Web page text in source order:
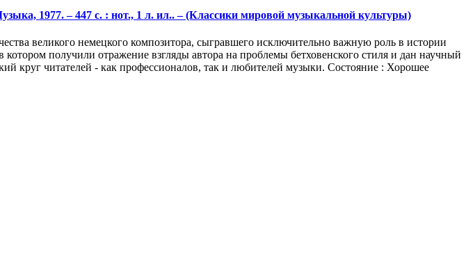
1977. – 447 с. : нот., 1 л. ил.. – (Классики мировой музыкальной культуры)
великого немецкого композитора, сыгравшего исключительно важную роль в истории
получили отражение взгляды автора на проблемы бетховенского стиля и дан научный
круг читателей - как профессионалов, так и любителей музыки. Состояние : Хорошее